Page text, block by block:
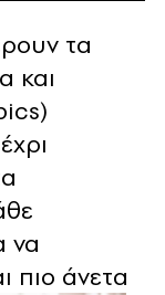
τα
και
να
πιο άνετα